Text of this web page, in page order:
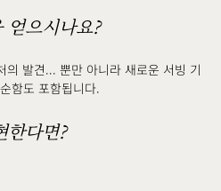
으시나요?
발견... 뿐만 아니라 새로운 서빙 기
함도 포함됩니다.
다면?